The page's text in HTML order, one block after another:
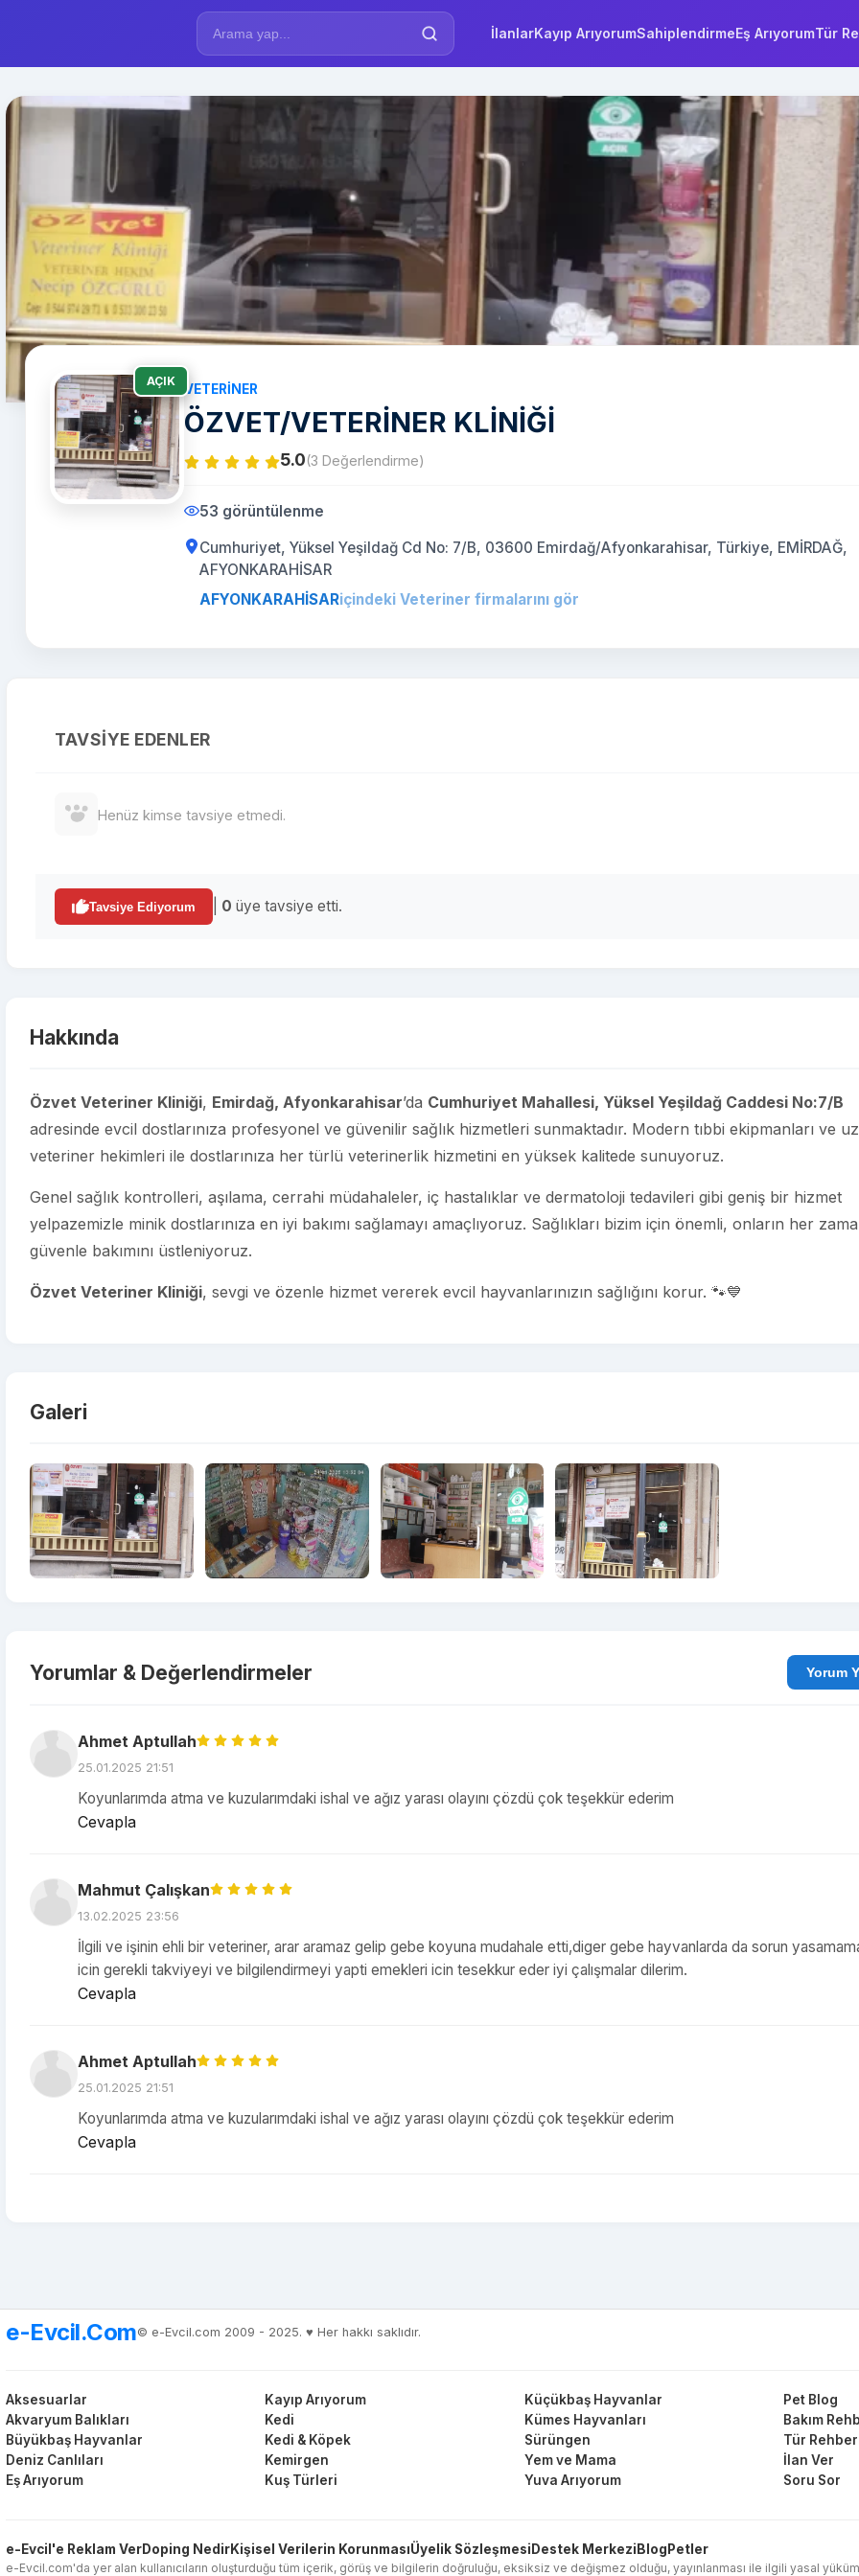
İlanlarKayıp ArıyorumSahiplendirmeEş ArıyorumTür
AÇIK
VETERINER
ÖZVET/VETERİNER KLİNİĞİ
5.0(3 Değerlendirme)
53 görüntülenme
Cumhuriyet, Yüksel Yeşildağ Cd No: 7/B, 03600 Emirdağ/Afyonkarahisar, Türkiye, EMİRDAĞ,
AFYONKARAHİSAR
AFYONKARAHİSARiçindeki Veteriner firmalarını gör
TAVSIYE EDENLER
Henüz kimse tavsiye etmedi.
Tavsiye Ediyorum 0 üye tavsiye etti.
Hakkında
Özvet Veteriner Kliniği, Emirdağ, Afyonkarahisar’da Cumhuriyet Mahallesi, Yüksel Yeşildağ Caddesi No:7/B
adresinde evcil dostlarınıza profesyonel ve güvenilir sağlık hizmetleri sunmaktadır. Modern tıbbi ekipmanları ve
veteriner hekimleri ile dostlarınıza her türlü veterinerlik hizmetini en yüksek kalitede sunuyoruz.
Genel sağlık kontrolleri, aşılama, cerrahi müdahaleler, iç hastalıklar ve dermatoloji tedavileri gibi geniş bir hizmet
yelpazemizle minik dostlarınıza en iyi bakımı sağlamayı amaçlıyoruz. Sağlıkları bizim için önemli, onların her
güvenle bakımını üstleniyoruz.
Özvet Veteriner Kliniği, sevgi ve özenle hizmet vererek evcil hayvanlarınızın sağlığını korur. 🐾💙
Galeri
Yorumlar & Değerlendirmeler
Ahmet Aptullah
25.01.2025 21:51
Koyunlarımda atma ve kuzularımdaki ishal ve ağız yarası olayını çözdü çok teşekkür ederim
Cevapla
Mahmut Çalışkan
13.02.2025 23:56
İlgili ve işinin ehli bir veteriner, arar aramaz gelip gebe koyuna mudahale etti,diger gebe hayvanlarda da sorun
icin gerekli takviyeyi ve bilgilendirmeyi yapti emekleri icin tesekkur eder iyi çalışmalar dilerim.
Cevapla
Ahmet Aptullah
25.01.2025 21:51
Koyunlarımda atma ve kuzularımdaki ishal ve ağız yarası olayını çözdü çok teşekkür ederim
Cevapla
e-Evcil.Com© e-Evcil.com 2009 - 2025. ♥️ Her hakkı saklıdır.
Aksesuarlar
Akvaryum Balıkları
Büyükbaş Hayvanlar
Deniz Canlıları
Eş Arıyorum
Kayıp Arıyorum
Kedi
Kedi & Köpek
Kemirgen
Kuş Türleri
Küçükbaş Hayvanlar
Kümes Hayvanları
Sürüngen
Yem ve Mama
Yuva Arıyorum
Pet Blog
Bakım
Tür
İlan Ver
Soru Sor
e-Evcil'e Reklam VerDoping NedirKişisel Verilerin KorunmasıÜyelik Sözleşmesi Destek Merkezi Blog Petler
e-Evcil.com'da yer alan kullanıcıların oluşturduğu tüm içerik, görüş ve bilgilerin doğruluğu, eksiksiz ve değişmez olduğu, yayınlanması ile ilgili yasal